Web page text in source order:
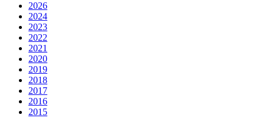
2026
2024
2023
2022
2021
2020
2019
2018
2017
2016
2015